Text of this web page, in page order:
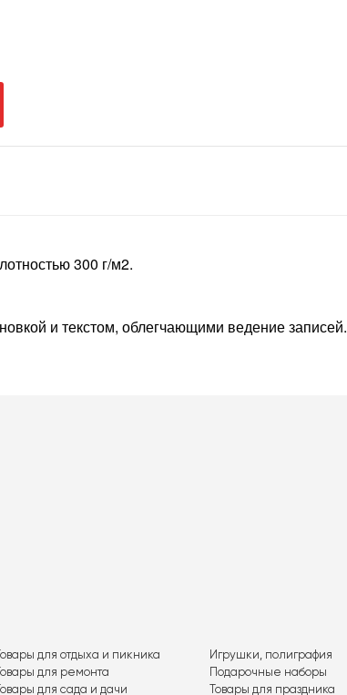
300 г/м2.
и текстом, облегчающими ведение записей.
Товары для отдыха и пикника
Товары для ремонта
Товары для сада и дачи
Игрушки, полиграфия
Подарочные наборы
Товары для праздника